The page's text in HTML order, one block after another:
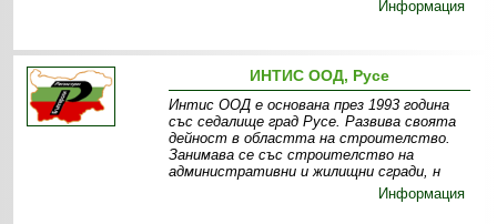
Информация
ИНТИС ООД, Русе
Интис ООД е основана през 1993 година
със седалище град Русе. Развива своята
дейност в областта на строителство.
Занимава се със строителство на
административни и жилищни сгради, н
Информация